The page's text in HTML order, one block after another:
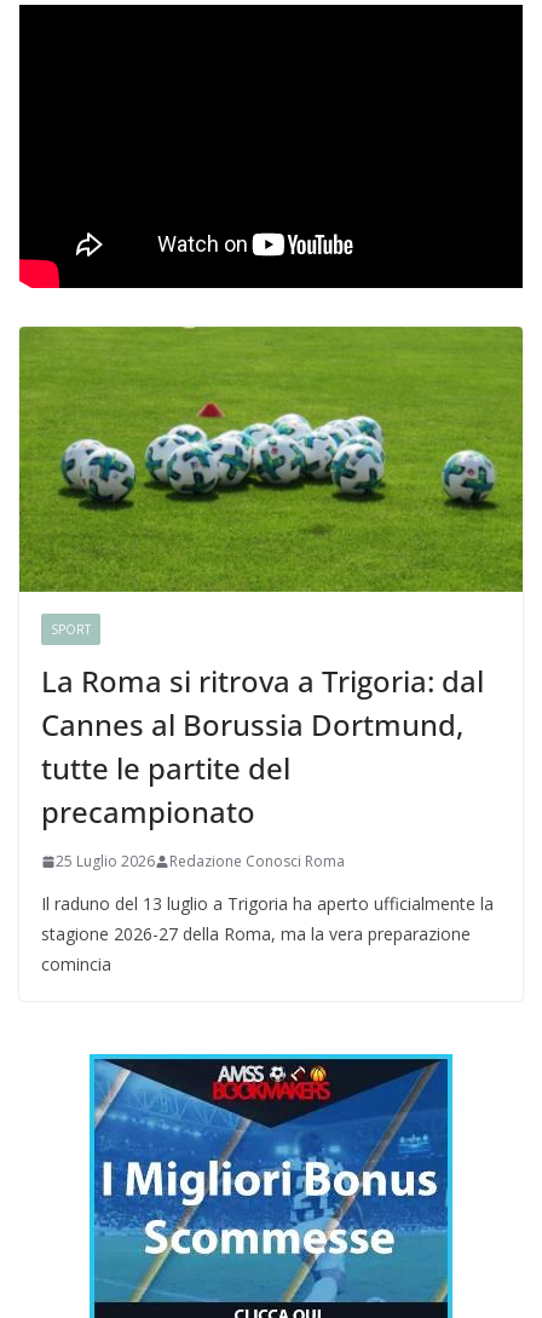
SPORT
La Roma si ritrova a Trigoria: dal
Cannes al Borussia Dortmund,
tutte le partite del
precampionato
25 Luglio 2026 Redazione Conosci Roma
Il raduno del 13 luglio a Trigoria ha aperto ufficialmente la
stagione 2026-27 della Roma, ma la vera preparazione
comincia